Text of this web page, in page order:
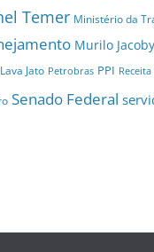
Temer Ministério da
Murilo Jacoby
Jato Petrobras PPI
Senado Federal